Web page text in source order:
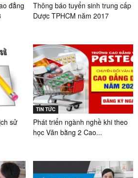
đẳng
Thông báo tuyển sinh trung cấp
Dược TPHCM năm 2017
sử
TIN TỨC
Phát triển ngành nghề khi theo
học Văn bằng 2 Cao...